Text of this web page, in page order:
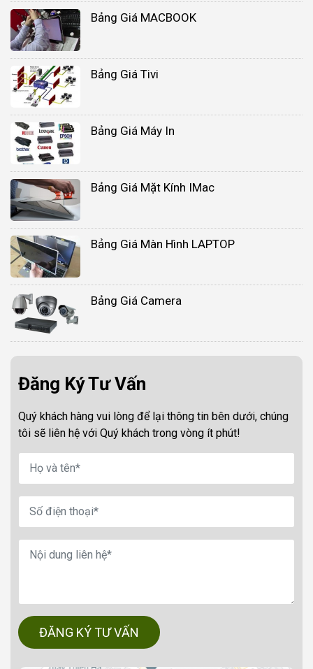
Bảng Giá MACBOOK
Bảng Giá Tivi
Bảng Giá Máy In
Bảng Giá Mặt Kính IMac
Bảng Giá Màn Hình LAPTOP
Bảng Giá Camera
Đăng Ký Tư Vấn
Quý khách hàng vui lòng để lại thông tin bên dưới, chúng
tôi sẽ liên hệ với Quý khách trong vòng ít phút!
ĐĂNG KÝ TƯ VẤN